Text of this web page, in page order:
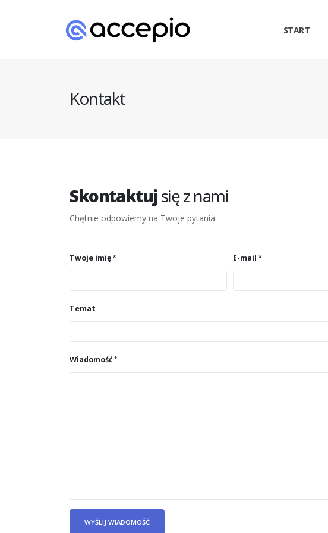
START
Kontakt
Skontaktujsię z nami
Chętnie odpowiemy na Twoje pytania.
Twoje imię E-mail
Temat
Wiadomość